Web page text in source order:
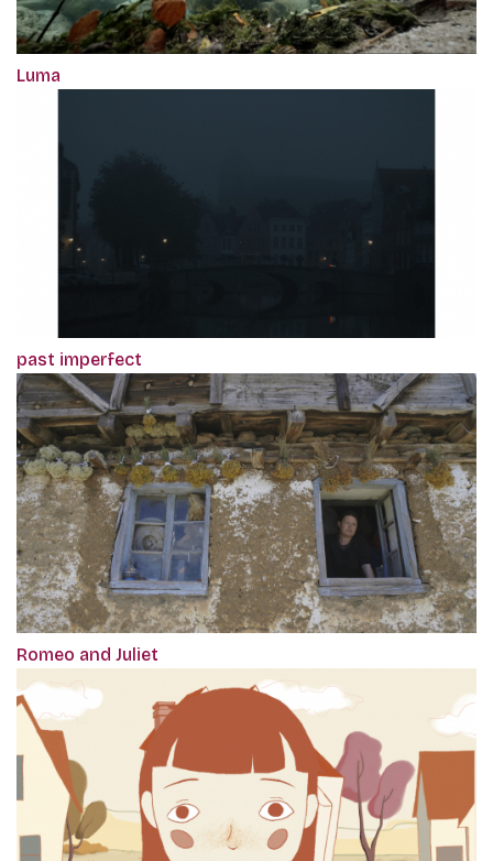
Luma
past imperfect
Romeo and Juliet